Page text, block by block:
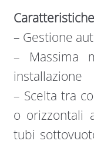
– Gestione
– Massima
installazione
– Scelta tra
o orizzontali
tubi